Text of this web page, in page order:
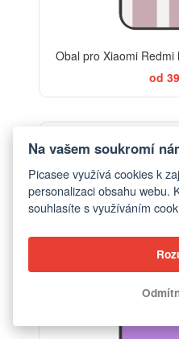
Obal pro Xiaomi Redmi
od
Na vašem soukromí
Picasee využívá cookies k
personalizaci obsahu webu.
souhlasíte s využíváním